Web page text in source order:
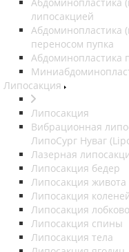
липосакцией
Абдоминопластика
переносом пупка
Абдоминопластика
Липосакция
Липосакция
Вибрационная
ЛипоСург Нуваг
Лазерная
Липосакция бедер
Липосакция живота
Липосакция
Липосакция
Липосакция спины
Липосакция тела